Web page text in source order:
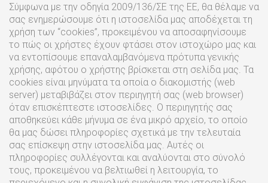
Σύμφωνα με την οδηγία 2009/136/ΣΕ της ΕΕ, θα θέλαμε να
σας ενημερώσουμε ότι η ιστοσελίδα μας αποδέχεται τη
χρήση των “cookies”, προκειμένου να αποσαφηνίσουμε
το πώς οι χρήστες έχουν φτάσει στον ιστοχώρο μας και
να εντοπίσουμε επαναλαμβανόμενα πρότυπα γενικής
χρήσης, αφότου ο χρήστης βρίσκεται στη σελίδα μας. Τα
cookies είναι μηνύματα τα οποία ο διακομιστής (web
server) μεταβιβάζει στον περιηγητή σας (web browser)
όταν επισκέπτεστε ιστοσελίδες. Ο περιηγητής σας
αποθηκεύει κάθε μήνυμα σε ένα μικρό αρχείο, το οποίο
θα μας δώσει πληροφορίες σχετικά με την τελευταία
σας επίσκεψη στην ιστοσελίδα μας. Αυτές οι
πληροφορίες συλλέγονται και αναλύονται στο σύνολό
τους, προκειμένου να βελτιωθεί η λειτουργία, το